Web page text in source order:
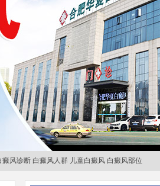
癜风诊断 白癜风人群 儿童白癜风 白癜风部位